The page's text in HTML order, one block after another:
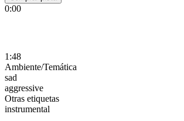
0:00
1:48
Ambiente/Temática
sad
aggressive
Otras etiquetas
instrumental